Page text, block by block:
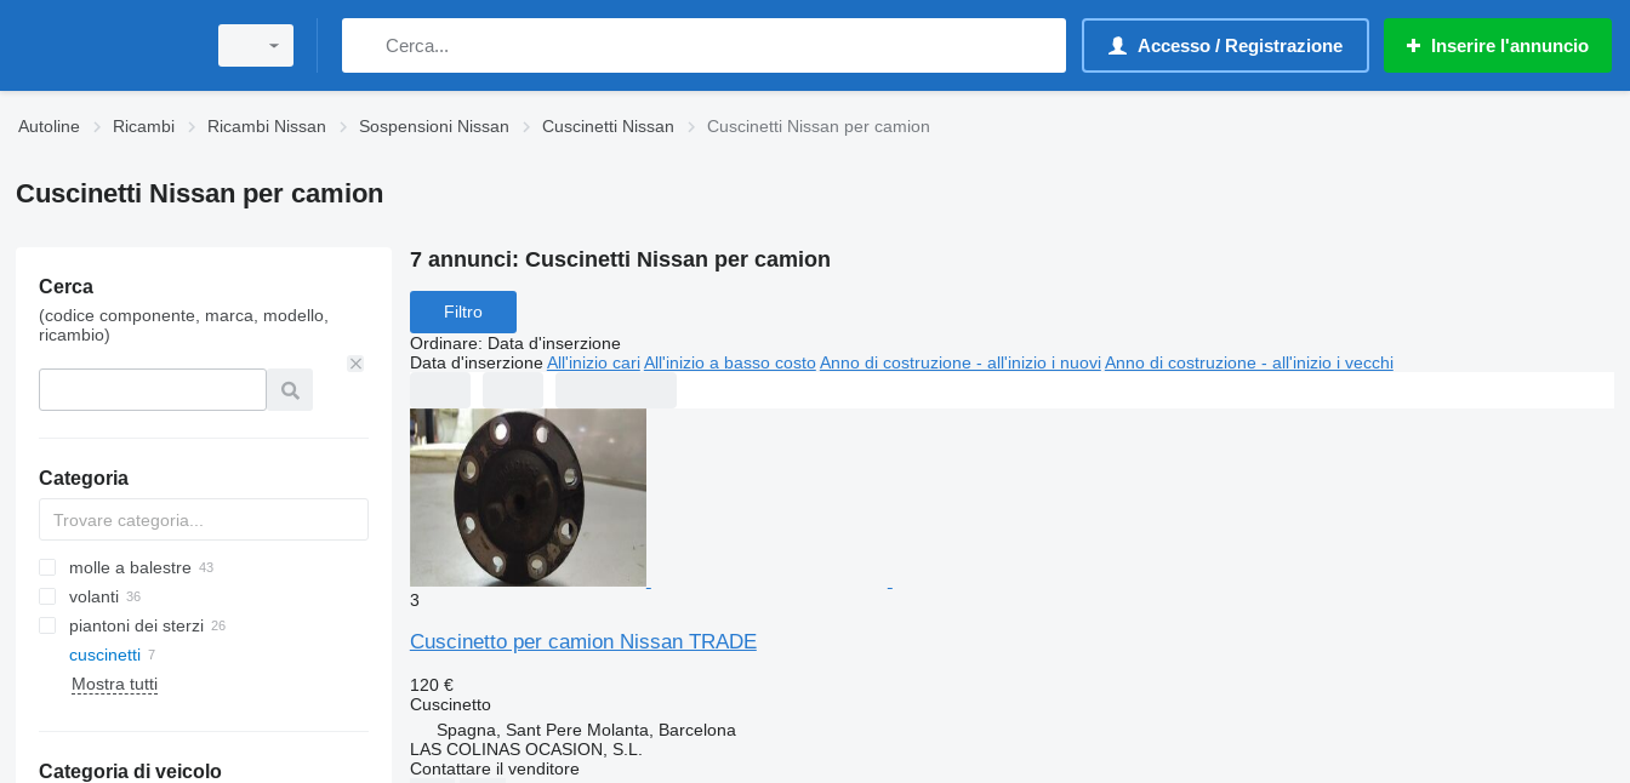
Accesso / Registrazione Inserire l'annuncio
Autoline Ricambi Ricambi Nissan Sospensioni Nissan Cuscinetti Nissan Cuscinetti Nissan per camion
Cuscinetti Nissan per camion
Cerca
(codice componente, marca, modello,
ricambio)
Categoria
molle a balestre
volanti
piantoni dei sterzi
cuscinetti
Mostra tutti
Categoria di veicolo
7 annunci: Cuscinetti Nissan per camion
Filtro
Ordinare: Data d'inserzione
Data d'inserzione All'inizio cari All'inizio a basso costo Anno di costruzione - all'inizio i nuovi Anno di costruzione - all'inizio i vecchi
3
Cuscinetto per camion Nissan TRADE
120 €
Cuscinetto
Spagna, Sant Pere Molanta, Barcelona
LAS COLINAS OCASION, S.L.
Contattare il venditore